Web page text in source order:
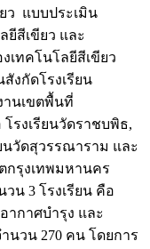
ว แบบประเมิน
ยีสีเขียว และ
เทคโนโลยีสีเขียว
งกัดโรงเรียน
านเขตพื้นที่
รงเรียนวัดราชบพิธ,
นวัดสุวรรณาราม และ
กรุงเทพมหานคร
น 3 โรงเรียน คือ
ากาศบำรุง และ
นวน 270 คน โดยการ